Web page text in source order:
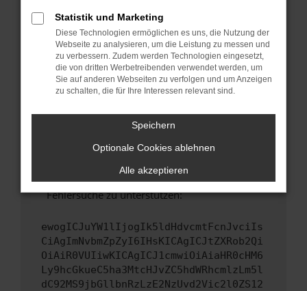
Betriebssystem auf dem neuesten Stand
sind.
Veraltete Software birgt nicht nur ein
Sicherheitsrisiko, sondern kann auch dazu
führen, dass bestimmte Funktionen nicht mehr
unterstützt werden.
Wende dich an den Webseitenbetreiber.
Wenn du alle oben genannten Schritte versucht
hast, kontaktiere uns bitte. Wir werden
versuchen, das Problem zu beheben. Du kannst
uns diesen Text schicken, um uns bei der
Fehlersuche zu unterstützen:
ewogICJuYW1lIjogIk5ldHdvcmtFcnJvciIs
CiAgImNvbmZpZyI6IHsKICAgICJtZXRob2Qi
OiAiR0VUIiwKICAgICJ1cmwiOiAiaHR0cHM6
Ly9hcGkueC5ha3MtcHJvZC5hdWRhcmlzLm5l
dC92MS9jbGllbnRzLzE2NzUvd2Vic2l0ZS12
Statistik und Marketing
Diese Technologien ermöglichen es uns, die Nutzung der
Webseite zu analysieren, um die Leistung zu messen und
zu verbessern. Zudem werden Technologien eingesetzt,
die von dritten Werbetreibenden verwendet werden, um
Sie auf anderen Webseiten zu verfolgen und um Anzeigen
zu schalten, die für Ihre Interessen relevant sind.
Speichern
Optionale Cookies ablehnen
Alle akzeptieren